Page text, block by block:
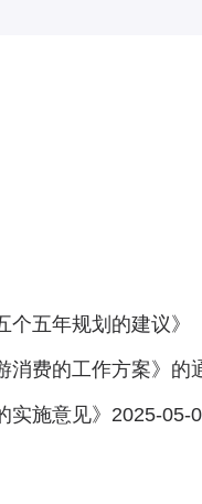
五年规划的建议》
消费的工作方案》的
实施意见》2025-05-